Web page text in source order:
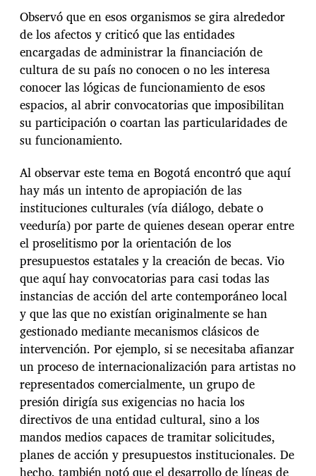
Observó que en esos organismos se gira alrededor
de los afectos y criticó que las entidades
encargadas de administrar la financiación de
cultura de su país no conocen o no les interesa
conocer las lógicas de funcionamiento de esos
espacios, al abrir convocatorias que imposibilitan
su participación o coartan las particularidades de
su funcionamiento.
Al observar este tema en Bogotá encontró que aquí
hay más un intento de apropiación de las
instituciones culturales (vía diálogo, debate o
veeduría) por parte de quienes desean operar entre
el proselitismo por la orientación de los
presupuestos estatales y la creación de becas. Vio
que aquí hay convocatorias para casi todas las
instancias de acción del arte contemporáneo local
y que las que no existían originalmente se han
gestionado mediante mecanismos clásicos de
intervención. Por ejemplo, si se necesitaba afianzar
un proceso de internacionalización para artistas no
representados comercialmente, un grupo de
presión dirigía sus exigencias no hacia los
directivos de una entidad cultural, sino a los
mandos medios capaces de tramitar solicitudes,
planes de acción y presupuestos institucionales. De
hecho, también notó que el desarrollo de líneas de